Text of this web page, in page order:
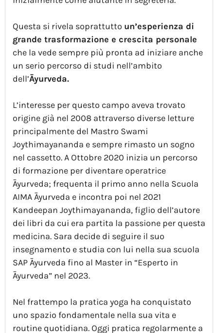
Questa si rivela soprattutto un’esperienza di
grande trasformazione e crescita personale
che la vede sempre più pronta ad iniziare anche
un serio percorso di studi nell’ambito
dell’Āyurveda.
L’interesse per questo campo aveva trovato
origine già nel 2008 attraverso diverse letture
principalmente del Mastro Swami
Joythimayananda e sempre rimasto un sogno
nel cassetto. A Ottobre 2020 inizia un percorso
di formazione per diventare operatrice
Āyurveda; frequenta il primo anno nella Scuola
AIMA Āyurveda e incontra poi nel 2021
Kandeepan Joythimayananda, figlio dell’autore
dei libri da cui era partita la passione per questa
medicina. Sara decide di seguire il suo
insegnamento e studia con lui nella sua scuola
SAP Āyurveda fino al Master in “Esperto in
Āyurveda” nel 2023.
Nel frattempo la pratica yoga ha conquistato
uno spazio fondamentale nella sua vita e
routine quotidiana. Oggi pratica regolarmente a